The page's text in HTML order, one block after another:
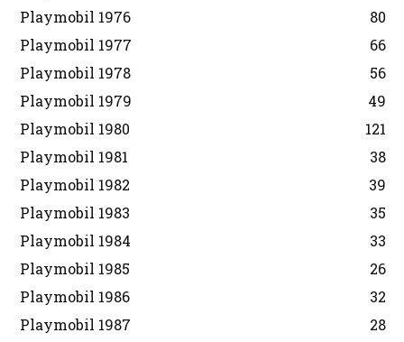
Playmobil 1976
80
Playmobil 1977
66
Playmobil 1978
56
Playmobil 1979
49
Playmobil 1980
121
Playmobil 1981
38
Playmobil 1982
39
Playmobil 1983
35
Playmobil 1984
33
Playmobil 1985
26
Playmobil 1986
32
Playmobil 1987
28